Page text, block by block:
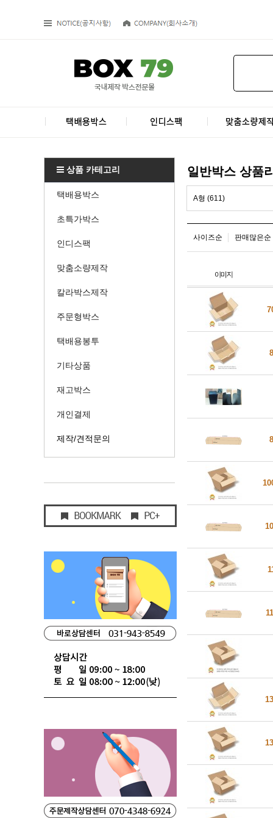
상품 카테고리
택배용박스
초특가박스
인디스팩
맞춤소량제작
칼라박스제작
주문형박스
택배용봉투
기타상품
재고박스
개인결제
제작/견적문의
일반박스 상품
A형 (611)
사이즈순 판매많은순